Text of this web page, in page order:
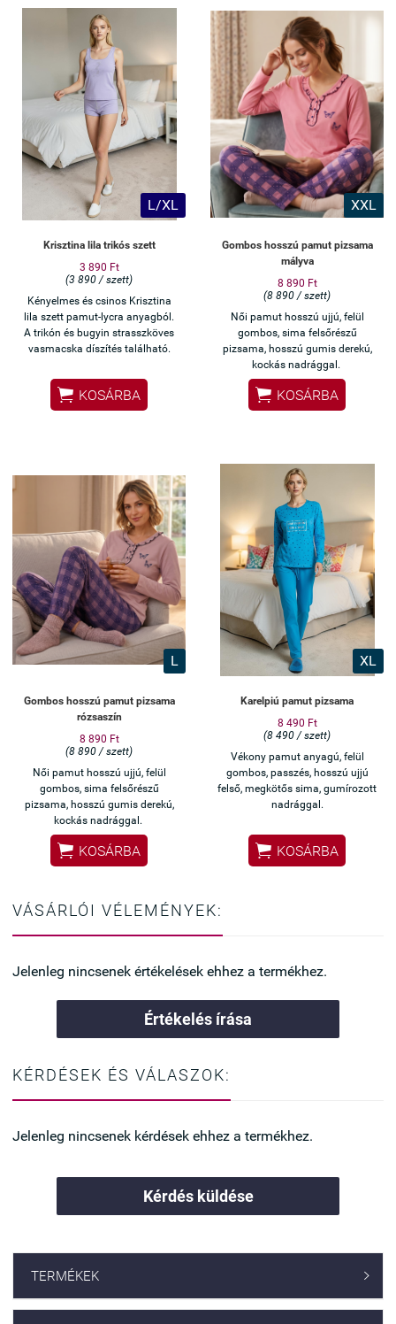
L/XL
Krisztina lila trikós szett
3 890 Ft
(3 890 / szett)
Kényelmes és csinos Krisztina
lila szett pamut-lycra anyagból.
A trikón és bugyin strasszköves
vasmacska díszítés található.
 KOSÁRBA
XXL
Gombos hosszú pamut pizsama
mályva
8 890 Ft
(8 890 / szett)
Női pamut hosszú ujjú, felül
gombos, sima felsőrészű
pizsama, hosszú gumis derekú,
kockás nadrággal.
 KOSÁRBA
L
Gombos hosszú pamut pizsama
rózsaszín
8 890 Ft
(8 890 / szett)
Női pamut hosszú ujjú, felül
gombos, sima felsőrészű
pizsama, hosszú gumis derekú,
kockás nadrággal.
 KOSÁRBA
XL
Karelpiú pamut pizsama
8 490 Ft
(8 490 / szett)
Vékony pamut anyagú, felül
gombos, passzés, hosszú ujjú
felső, megkötős sima, gumírozott
nadrággal.
 KOSÁRBA
VÁSÁRLÓI VÉLEMÉNYEK:
Jelenleg nincsenek értékelések ehhez a termékhez.
Értékelés írása
KÉRDÉSEK ÉS VÁLASZOK:
Jelenleg nincsenek kérdések ehhez a termékhez.
Kérdés küldése
TERMÉKEK 